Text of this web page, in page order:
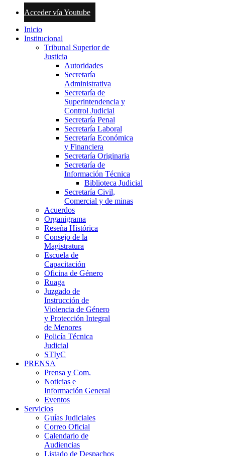
Acceder vía Youtube
Inicio
Institucional
Tribunal Superior de
Justicia
Autoridades
Secretaría
Administrativa
Secretaría de
Superintendencia y
Control Judicial
Secretaría Penal
Secretaría Laboral
Secretaría Económica
y Financiera
Secretaría Originaria
Secretaría de
Información Técnica
Biblioteca Judicial
Secretaría Civil,
Comercial y de minas
Acuerdos
Organigrama
Reseña Histórica
Consejo de la
Magistratura
Escuela de
Capacitación
Oficina de Género
Ruaga
Juzgado de
Instrucción de
Violencia de Género
y Protección Integral
de Menores
Policía Técnica
Judicial
STIyC
PRENSA
Prensa y Com.
Noticias e
Información General
Eventos
Servicios
Guías Judiciales
Correo Oficial
Calendario de
Audiencias
Listado de Despachos